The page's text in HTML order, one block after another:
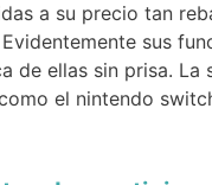
a su precio tan
sus
ellas sin prisa. La
el nintendo